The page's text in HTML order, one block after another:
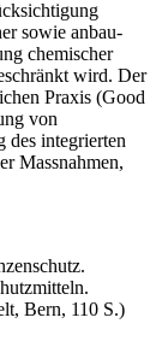
sowie anbau-
chemischer
wird. Der
Praxis (Good
von
des integrierten
Massnahmen,
Bern, 110 S.)